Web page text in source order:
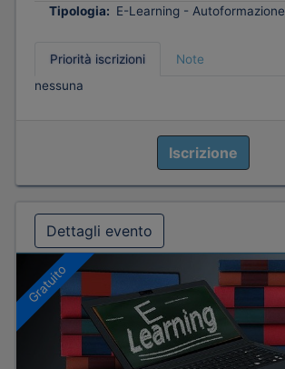
Tipologia: E-Learning - Autoformazione
Priorità iscrizioni
Note
nessuna
Iscrizione
Dettagli evento
Gratuito